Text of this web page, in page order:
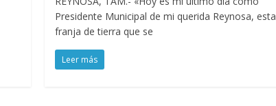
Presidente Municipal de mi querida Reynosa, esta
franja de tierra que se
Leer más